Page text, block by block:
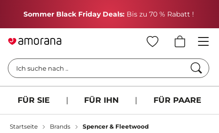
Sommer Black Friday Deals: Bis zu 70 % Rabatt !
Ich suche nach ..
FÜR SIE | FÜR IHN | FÜR PAARE
Startseite Brands Spencer & Fleetwood